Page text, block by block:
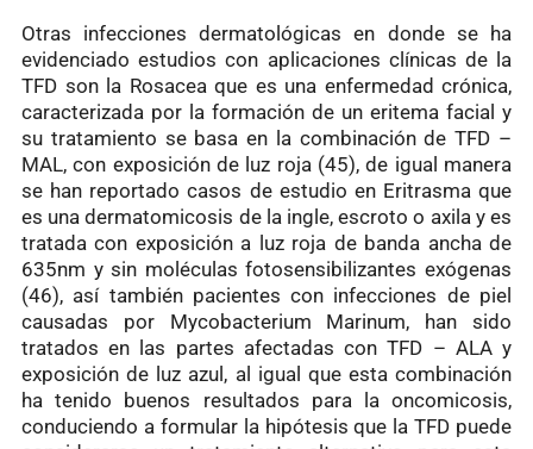
Otras infecciones dermatológicas en donde se ha
evidenciado estudios con aplicaciones clínicas de la
TFD son la Rosacea que es una enfermedad crónica,
caracterizada por la formación de un eritema facial y
su tratamiento se basa en la combinación de TFD –
MAL, con exposición de luz roja (45), de igual manera
se han reportado casos de estudio en Eritrasma que
es una dermatomicosis de la ingle, escroto o axila y es
tratada con exposición a luz roja de banda ancha de
635nm y sin moléculas fotosensibilizantes exógenas
(46), así también pacientes con infecciones de piel
causadas por Mycobacterium Marinum, han sido
tratados en las partes afectadas con TFD – ALA y
exposición de luz azul, al igual que esta combinación
ha tenido buenos resultados para la oncomicosis,
conduciendo a formular la hipótesis que la TFD puede